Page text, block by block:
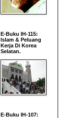
E-Buku IH-115:
Islam & Peluang
Kerja Di Korea
Selatan.
E-Buku IH-107: